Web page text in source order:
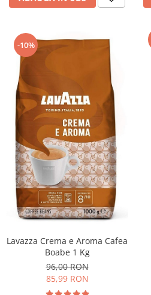
-10%
Lavazza Crema e Aroma Cafea
Boabe 1 Kg
96,00 RON
85,99 RON